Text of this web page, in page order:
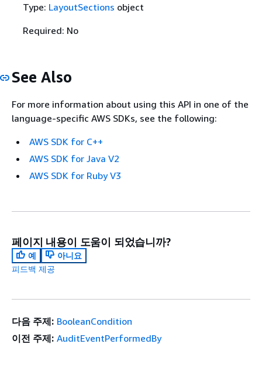
Type: LayoutSections object
Required: No
See Also
For more information about using this API in one of the
language-specific AWS SDKs, see the following:
AWS SDK for C++
AWS SDK for Java V2
AWS SDK for Ruby V3
페이지 내용이 도움이 되었습니까?
예
아니요
피드백 제공
다음 주제: BooleanCondition
이전 주제: AuditEventPerformedBy